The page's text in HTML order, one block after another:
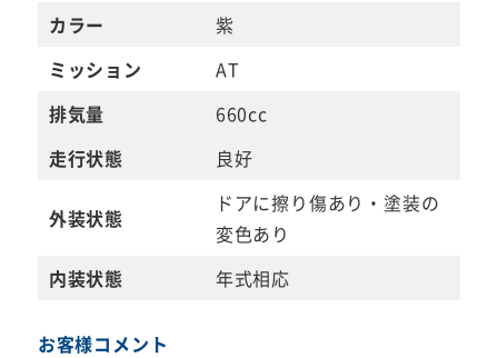
カラー
紫
ミッション
AT
排気量
660cc
走行状態
良好
外装状態
ドアに擦り傷あり・塗装の
変色あり
内装状態
年式相応
お客様コメント